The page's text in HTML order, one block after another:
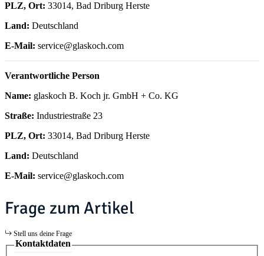
PLZ, Ort: 33014, Bad Driburg Herste
Land: Deutschland
E-Mail: service@glaskoch.com
Verantwortliche Person
Name: glaskoch B. Koch jr. GmbH + Co. KG
Straße: Industriestraße 23
PLZ, Ort: 33014, Bad Driburg Herste
Land: Deutschland
E-Mail: service@glaskoch.com
Frage zum Artikel
Stell uns deine Frage
Kontaktdaten